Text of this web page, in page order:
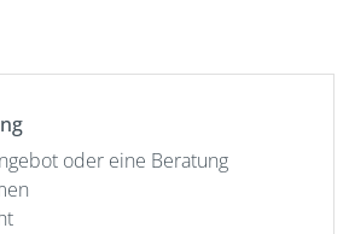
oder eine Beratung